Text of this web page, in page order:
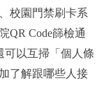
校園門禁刷卡系
QR Code篩檢通
可以互掃「個人條
了解跟哪些人接